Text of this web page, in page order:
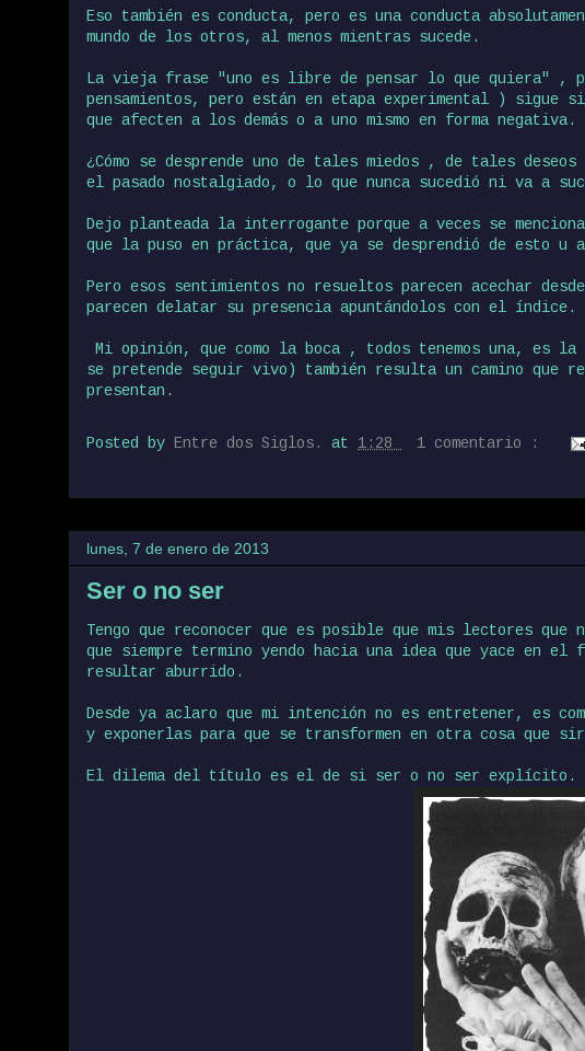
Eso también es conducta, pero es una conducta
mundo de los otros, al menos mientras sucede.
La vieja frase "uno es libre de pensar lo que quiera" ,
pensamientos, pero están en etapa experimental ) sigue
que afecten a los demás o a uno mismo en forma negativa.
¿Cómo se desprende uno de tales miedos , de tales
el pasado nostalgiado, o lo que nunca sucedió ni va a
Dejo planteada la interrogante porque a veces se
que la puso en práctica, que ya se desprendió de esto u
Pero esos sentimientos no resueltos parecen acechar
parecen delatar su presencia apuntándolos con el índice.
Mi opinión, que como la boca , todos tenemos una, es
se pretende seguir vivo) también resulta un camino
presentan.
Posted by Entre dos Siglos. at 1:28 1 comentario :
lunes, 7 de enero de 2013
Ser o no ser
Tengo que reconocer que es posible que mis lectores que
que siempre termino yendo hacia una idea que yace en
resultar aburrido.
Desde ya aclaro que mi intención no es entretener, es
y exponerlas para que se transformen en otra cosa que
El dilema del título es el de si ser o no ser explícito.